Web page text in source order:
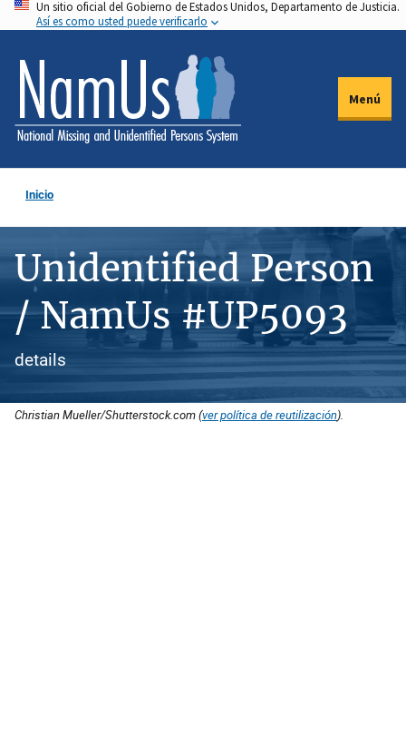
Pasar
al
contenido
principal
Un sitio oficial del Gobierno de Estados Unidos, Departamento de Justicia.
Así es como usted puede verificarlo
Menú
Inicio
Unidentified Person
/ NamUs #UP5093
details
Christian Mueller/Shutterstock.com (ver política de reutilización).